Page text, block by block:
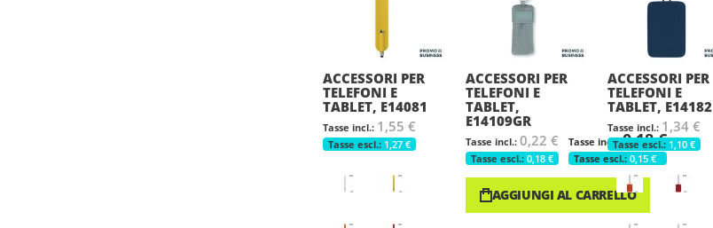
ACCESSORI PER
TELEFONI E
TABLET, E14081
1,55 €
1,27 €
ACCESSORI PER
TELEFONI E
TABLET,
E14109GR
0,22 €
0,18 €
0,18 €
0,15 €
AGGIUNGI AL CARRELLO
ACCESSORI PER
TELEFONI E
TABLET, E14182
1,34 €
1,10 €